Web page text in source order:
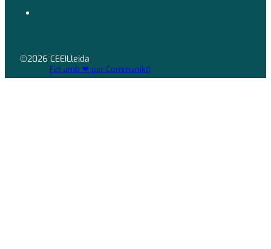
©2026 CEEILleida
Fet amb ❤ per Communikt!